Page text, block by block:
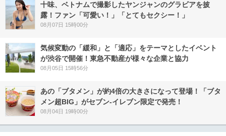
十味、ベトナムで撮影したヤンジャンのグラビアを披
露！ファン「可愛い！」「とてもセクシー！」
08月07日 15時00分
気候変動の「緩和」と「適応」をテーマとしたイベント
が渋谷で開催！東急不動産が様々な企業と協力
08月05日 15時56分
あの「ブタメン」が約4倍の大きさになって登場！「ブタ
メン超BIG」がセブン‐イレブン限定で発売！
08月04日 19時00分